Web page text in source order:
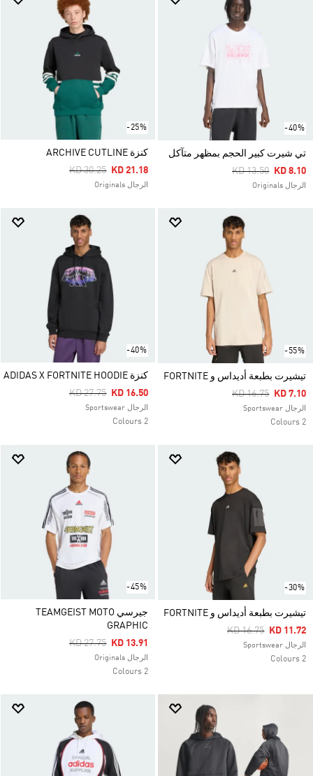
-40%
تي شيرت كبير الحجم بمظهر متآكل
Price Reduced
KD 13.50ToKD 8.10
الرجال Originals
-25%
كنزة ARCHIVE CUTLINE
Price Reduced From
KD 30.25ToKD 21.18
الرجال Originals
-55%
تيشيرت بطبعة أديداس و FORTNITE
Price Reduced
KD 16.75ToKD 7.10
الرجال Sportswear
2 Colours
-40%
كنزة ADIDAS X FORTNITE HOODIE
Price Reduced From
KD 27.75ToKD 16.50
الرجال Sportswear
2 Colours
-30%
تيشيرت بطبعة أديداس و FORTNITE
Price Reduced
KD 16.75ToKD 11.72
الرجال Sportswear
2 Colours
-45%
جيرسي TEAMGEIST MOTO
GRAPHIC
Price Reduced From
KD 27.75ToKD 13.91
الرجال Originals
2 Colours